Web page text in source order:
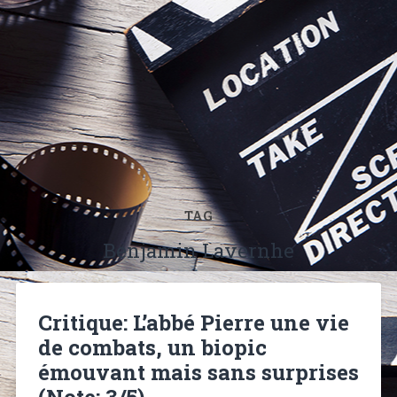
TAG
Benjamin Lavernhe
Critique: L’abbé Pierre une vie
de combats, un biopic
émouvant mais sans surprises